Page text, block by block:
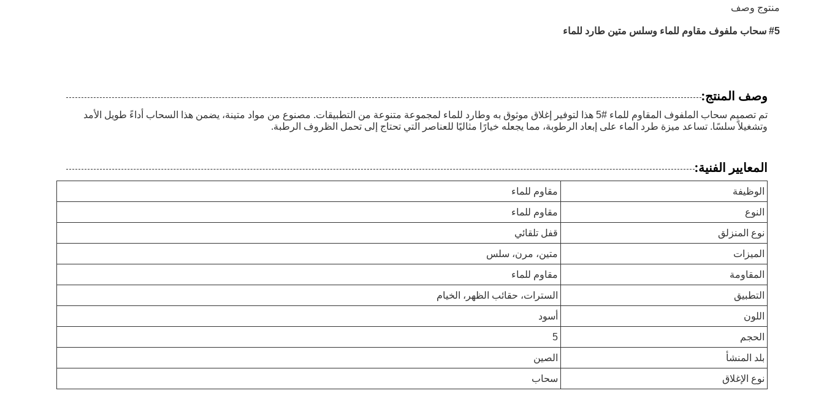
منتوج وصف
#5 سحاب ملفوف مقاوم للماء وسلس متين طارد للماء
وصف المنتج:
تم تصميم سحاب الملفوف المقاوم للماء #5 هذا لتوفير إغلاق موثوق به وطارد للماء لمجموعة متنوعة من التطبيقات. مصنوع من مواد متينة، يضمن هذا السحاب أداءً طويل الأمد
وتشغيلاً سلسًا. تساعد ميزة طرد الماء على إبعاد الرطوبة، مما يجعله خيارًا مثاليًا للعناصر التي تحتاج إلى تحمل الظروف الرطبة.
المعايير الفنية:
الوظيفة
مقاوم للماء
النوع
مقاوم للماء
نوع المنزلق
قفل تلقائي
الميزات
متين، مرن، سلس
المقاومة
مقاوم للماء
التطبيق
السترات، حقائب الظهر، الخيام
اللون
أسود
الحجم
5
بلد المنشأ
الصين
نوع الإغلاق
سحاب